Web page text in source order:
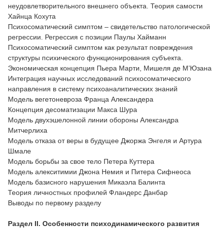
неудовлетворительного внешнего объекта. Теория самости
Хайнца Кохута
Психосоматический симптом – свидетельство патологической
регрессии. Регрессия с позиции Паулы Хайманн
Психосоматический симптом как результат повреждения
структуры психического функционирования субъекта.
Экономическая концепция Пьера Марти, Мишеля де М’Юзана
Интеграция научных исследований психосоматического
направления в систему психоаналитических знаний
Модель вегетоневроза Франца Александера
Концепция десоматизации Макса Шура
Модель двухэшелонной линии обороны Александра
Митчерлиха
Модель отказа от веры в будущее Джоржа Энгеля и Артура
Шмале
Модель борьбы за свое тело Петера Куттера
Модель алекситимии Джона Немия и Питера Сифнеоса
Модель базисного нарушения Микаэла Балинта
Теория личностных профилей Фландерс Данбар
Выводы по первому разделу
Раздел II. Особенности психодинамического развития